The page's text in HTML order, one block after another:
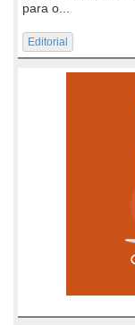
para o...
Editorial